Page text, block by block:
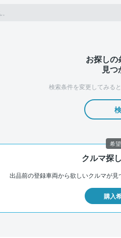
お探し
見つ
検索条件を変更してみると
クルマ探
出品前の登録車両から欲しいクルマが見
購入
希